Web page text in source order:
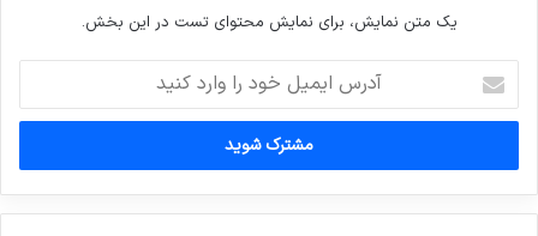
یک متن نمایش، برای نمایش محتوای تست در این بخش.
ایمیل
خود
وارد
کنید